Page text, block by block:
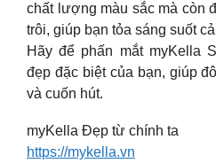
chất lượng màu sắc mà còn
trôi, giúp bạn tỏa sáng suốt
Hãy để phấn mắt myKella
đẹp đặc biệt của bạn, giúp
và cuốn hút.
myKella Đẹp từ chính ta
https://mykella.vn